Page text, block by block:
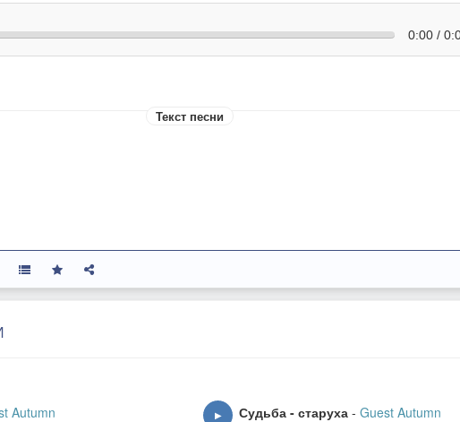
0:00 /
Текст песни
тук…
в дверь.
тук…
Autumn ▶ Судьба - старуха - Guest Autumn